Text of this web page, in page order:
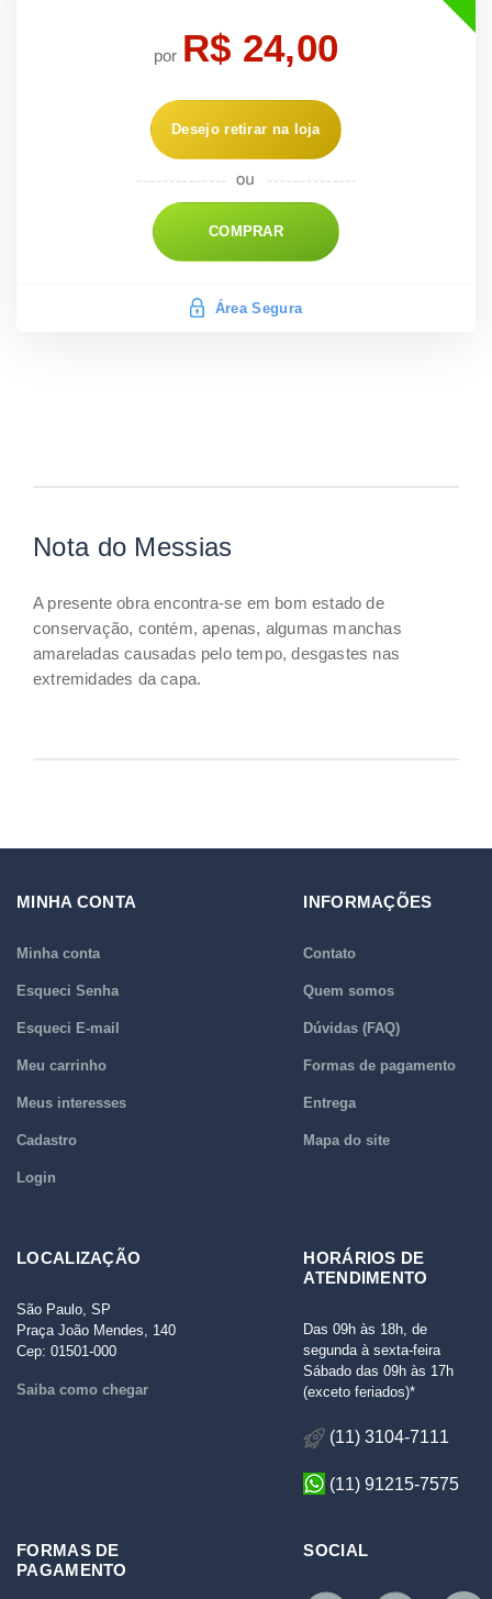
por R$ 24,00
Desejo retirar na loja
COMPRAR
Área Segura
Nota do Messias
A presente obra encontra-se em bom estado de
conservação, contém, apenas, algumas manchas
amareladas causadas pelo tempo, desgastes nas
extremidades da capa.
MINHA CONTA
Minha conta
Esqueci Senha
Esqueci E-mail
Meu carrinho
Meus interesses
Cadastro
Login
INFORMAÇÕES
Contato
Quem somos
Dúvidas (FAQ)
Formas de pagamento
Entrega
Mapa do site
LOCALIZAÇÃO
São Paulo, SP
Praça João Mendes, 140
Cep: 01501-000
Saiba como chegar
HORÁRIOS DE
ATENDIMENTO
Das 09h às 18h, de
segunda à sexta-feira
Sábado das 09h às 17h
(exceto feriados)*
(11) 3104-7111
(11) 91215-7575
FORMAS DE
PAGAMENTO
SOCIAL